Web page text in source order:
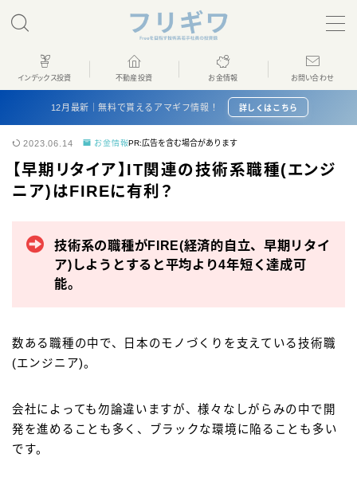
MENU
ホーム
不動産投資
お金情報
プロフィール
インデックス投資 不動産投資 お金情報 お問い合わせ
12月最新｜無料で貰えるアマギフ情報！ 詳しくはこちら
2023.06.14 お金情報PR:広告を含む場合があります
【早期リタイア】IT関連の技術系職種(エンジ
ニア)はFIREに有利？
技術系の職種がFIRE(経済的自立、早期リタイ
ア)しようとすると平均より4年短く達成可
能。
数ある職種の中で、日本のモノづくりを支えている技術職
(エンジニア)。
会社によっても勿論違いますが、様々なしがらみの中で開
発を進めることも多く、ブラックな環境に陥ることも多い
です。